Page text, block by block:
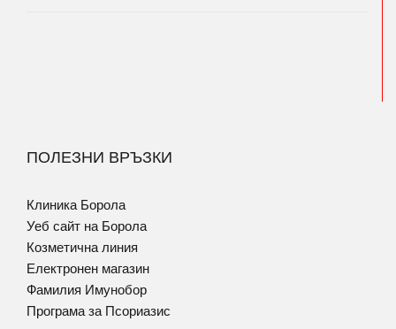
ПОЛЕЗНИ ВРЪЗКИ
Клиника Борола
Уеб сайт на Борола
Козметична линия
Електронен магазин
Фамилия Имунобор
Програма за Псориазис